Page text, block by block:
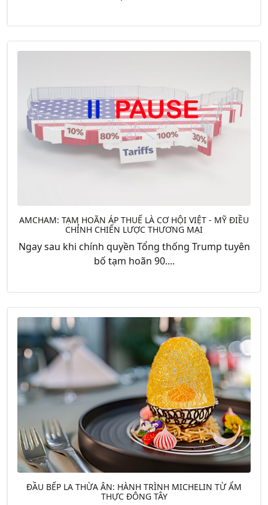
AMCHAM: TẠM HOÃN ÁP THUẾ LÀ CƠ HỘI VIỆT - MỸ ĐIỀU
CHỈNH CHIẾN LƯỢC THƯƠNG MẠI
Ngay sau khi chính quyền Tổng thống Trump tuyên
bố tạm hoãn 90....
ĐẦU BẾP LA THỪA ÂN: HÀNH TRÌNH MICHELIN TỪ ẨM
THỰC ĐÔNG TÂY